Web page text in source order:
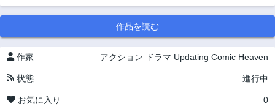
作品を読む
作家 アクション ドラマ Updating Comic Heaven
状態 進行中
お気に入り 0